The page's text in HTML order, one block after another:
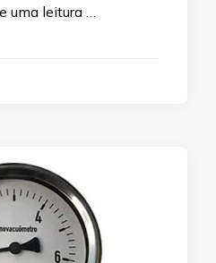
uma leitura …